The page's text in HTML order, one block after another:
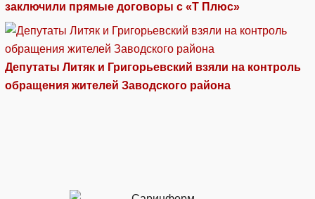
заключили прямые договоры с «Т Плюс»
Депутаты Литяк и Григорьевский взяли на контроль
обращения жителей Заводского района